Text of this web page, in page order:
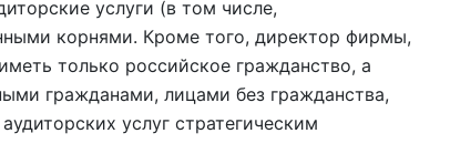
услуги (в том числе,
корнями. Кроме того, директор фирмы,
только российское гражданство, а
гражданами, лицами без гражданства,
услуг стратегическим